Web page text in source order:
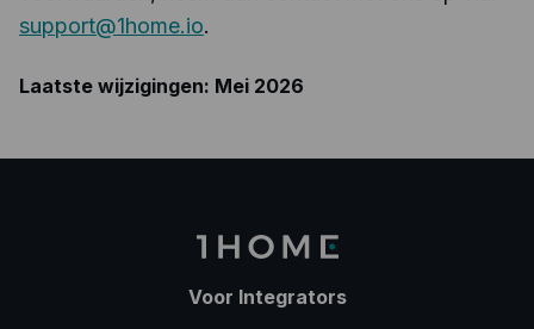
support@1home.io.
Laatste wijzigingen: Mei 2026
Voor Integrators